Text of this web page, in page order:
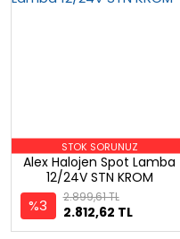
STOK SORUNUZ
Alex Halojen Spot Lamba
12/24V STN KROM
%3 2.812,62 TL
2.899,61 TL